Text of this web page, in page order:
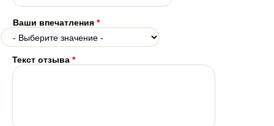
Ваши впечатления *
Текст отзыва *